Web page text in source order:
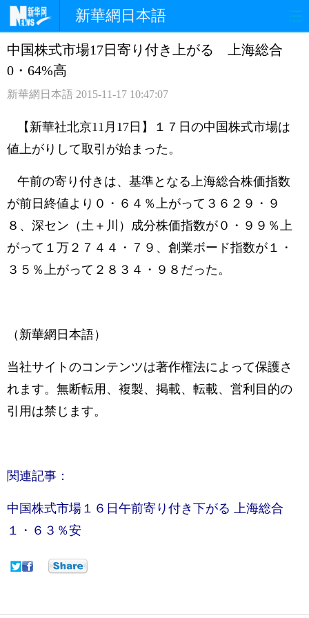
新華網日本語
ホームページ 政治 経済
観光 評論 写真
中日対訳
中国株式市場17日寄り付き上がる 上海総合
0・64%高
新華網日本語 2015-11-17 10:47:07
【新華社北京11月17日】１７日の中国株式市場は
値上がりして取引が始まった。
午前の寄り付きは、基準となる上海総合株価指数
が前日終値より０・６４％上がって３６２９・９
８、深セン（土＋川）成分株価指数が０・９９％上
がって１万２７４４・７９、創業ボード指数が１・
３５％上がって２８３４・９８だった。
（新華網日本語）
当社サイトのコンテンツは著作権法によって保護さ
れます。無断転用、複製、掲載、転載、営利目的の
引用は禁じます。
関連記事：
中国株式市場１６日午前寄り付き下がる 上海総合
１・６３％安